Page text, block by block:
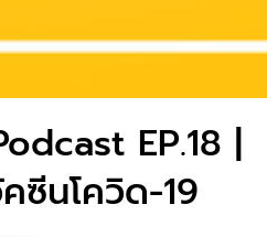
EP.18 |
ซีนโควิด-19